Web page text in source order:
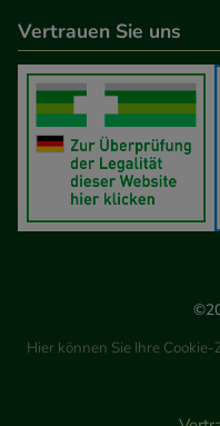
Vertrauen Sie uns
Hier können Sie Ihre